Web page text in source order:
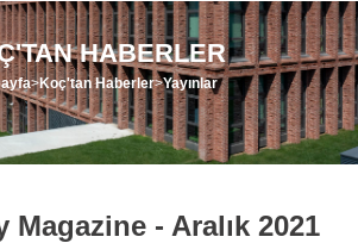
HABERLER
>Koç'tan Haberler>Yayınlar
- Aralık 2021